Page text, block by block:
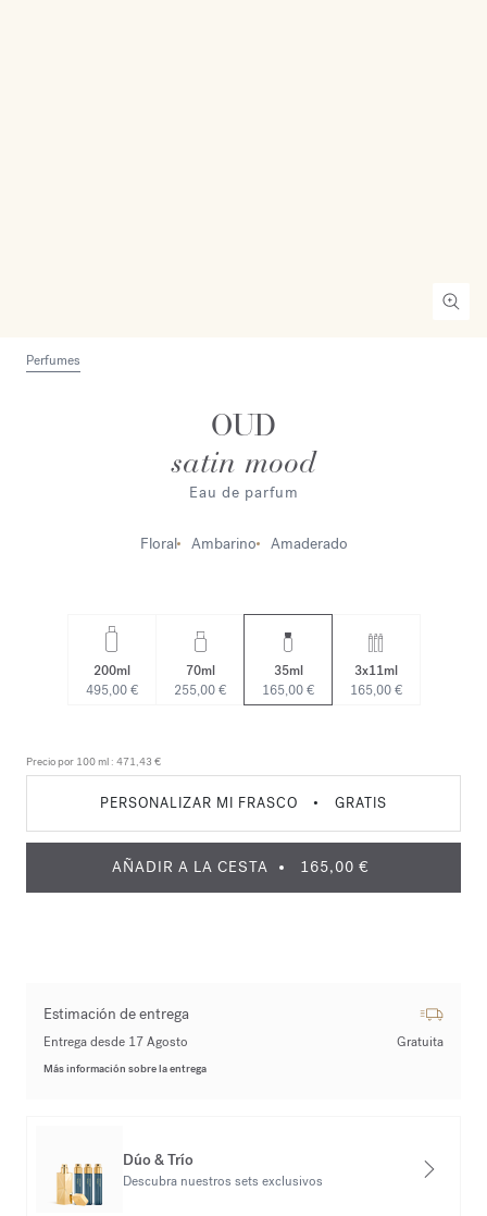
Perfumes
OUD
satin mood
Eau de parfum
Floral Ambarino Amaderado
200ml
495,00 €
70ml
255,00 €
35ml
165,00 €
3x11ml
165,00 €
Precio por 100 ml : 471,43 €
PERSONALIZAR MI FRASCO • GRATIS
AÑADIR A LA CESTA 165,00 €
Estimación de entrega
Entrega desde 17 Agosto Gratuita
Más información sobre la entrega
Dúo & Trío
Descubra nuestros sets exclusivos